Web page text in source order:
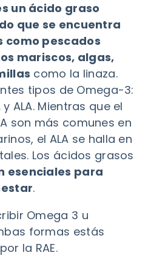
un ácido graso
que se encuentra
como pescados
mariscos, algas,
como la linaza.
tipos de Omega-3:
y ALA. Mientras que el
son más comunes en
el ALA se halla en
Los ácidos grasos
esenciales para
.
Omega 3 u
formas estás
la RAE.